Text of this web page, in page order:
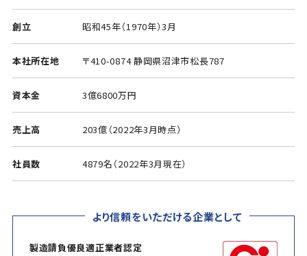
創立 昭和45年（1970年）3月
本社所在地 〒410-0874 静岡県沼津市松長787
資本金 3億6800万円
売上高 203億（2022年3月時点）
社員数 4879名（2022年3月現在）
より信頼をいただける企業として
製造請負優良適正業者認定